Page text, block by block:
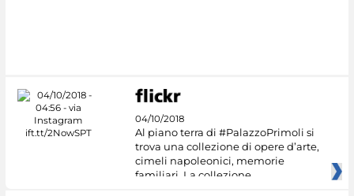
04/10/2018
Al piano terra di #PalazzoPrimoli si
trova una collezione di opere d’arte,
cimeli napoleonici, memorie
familiari. La collezione